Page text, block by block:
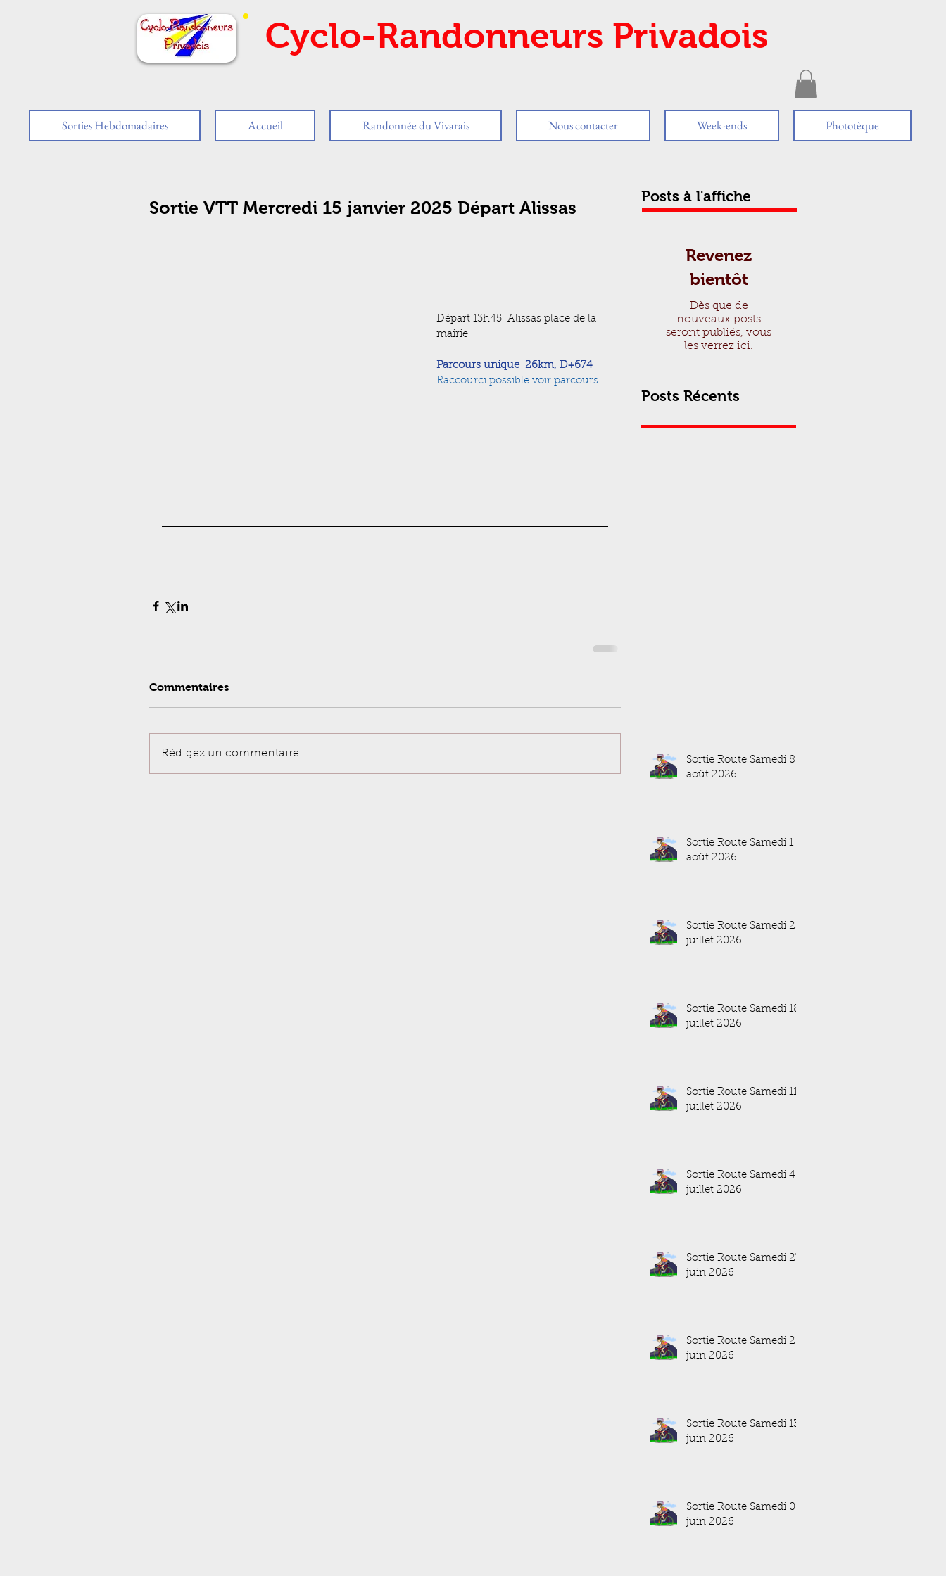
Cyclo-Randonneurs Privadois
Sorties Hebdomadaires Accueil Randonnée du Vivarais Nous contacter Week-ends Phototèque
Sortie VTT Mercredi 15 janvier 2025 Départ Alissas
Départ 13h45  Alissas place de la
mairie
Parcours unique  26km, D+674
Raccourci possible voir parcours
Commentaires
Rédigez un commentaire...
Posts à l'affiche
Revenez
bientôt
Dès que de
nouveaux posts
seront publiés, vous
les verrez ici.
Posts Récents
Sortie Route Samedi 8
août 2026
Sortie Route Samedi 1
août 2026
Sortie Route Samedi 25
juillet 2026
Sortie Route Samedi 18
juillet 2026
Sortie Route Samedi 11
juillet 2026
Sortie Route Samedi 4
juillet 2026
Sortie Route Samedi 27
juin 2026
Sortie Route Samedi 20
juin 2026
Sortie Route Samedi 13
juin 2026
Sortie Route Samedi 06
juin 2026